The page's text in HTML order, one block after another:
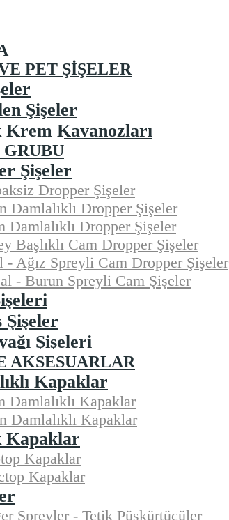
PET ŞIŞELER
Şişeler
Krem Kavanozları
GRUBU
Şişeler
Dropper Şişeler
Damlalıklı Dropper Şişeler
Damlalıklı Dropper Şişeler
Başlıklı Cam Dropper Şişeler
- Ağız Spreyli Cam Dropper Şişeler
- Burun Spreyli Cam Şişeler
Şişeler
Şişeleri
AKSESUARLAR
Kapaklar
Damlalıklı Kapaklar
Damlalıklı Kapaklar
Kapaklar
Kapaklar
Kapaklar
Spreyler - Tetik Püskürtücüler